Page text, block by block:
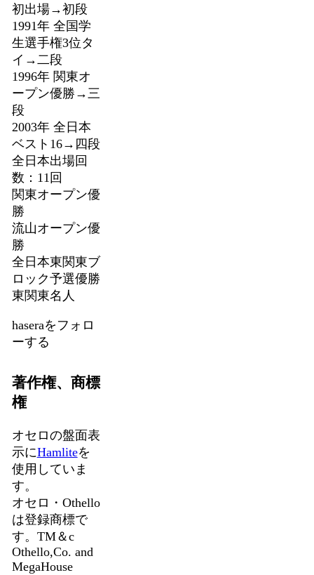
初出場→初段
1991年 全国学
生選手権3位タ
イ→二段
1996年 関東オ
ープン優勝→三
段
2003年 全日本
ベスト16→四段
全日本出場回
数：11回
関東オープン優
勝
流山オープン優
勝
全日本東関東ブ
ロック予選優勝
東関東名人
haseraをフォロ
ーする
著作権、商標
権
オセロの盤面表
示にHamliteを
使用していま
す。
オセロ・Othello
は登録商標で
す。TM＆c
Othello,Co. and
MegaHouse